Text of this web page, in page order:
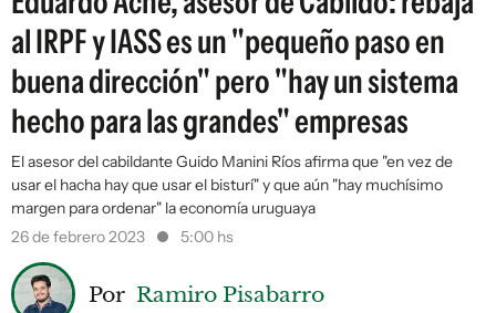
al IRPF y IASS es un "pequeño paso en
buena dirección" pero "hay un sistema
hecho para las grandes" empresas
El asesor del cabildante Guido Manini Ríos afirma que "en vez de
usar el hacha hay que usar el bisturí" y que aún "hay muchísimo
margen para ordenar" la economía uruguaya
26 de febrero 2023
5:00 hs
Por Ramiro Pisabarro